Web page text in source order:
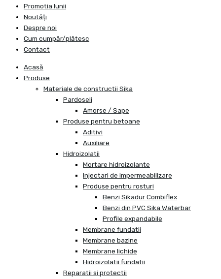
Promotia lunii
Noutăți
Despre noi
Cum cumpăr/plătesc
Contact
Acasă
Produse
Materiale de constructii Sika
Pardoseli
Amorse / Sape
Produse pentru betoane
Aditivi
Auxiliare
Hidroizolatii
Mortare hidroizolante
Injectari de impermeabilizare
Produse pentru rosturi
Benzi Sikadur Combiflex
Benzi din PVC Sika Waterbar
Profile expandabile
Membrane fundatii
Membrane bazine
Membrane lichide
Hidroizolatii fundatii
Reparatii si protectii